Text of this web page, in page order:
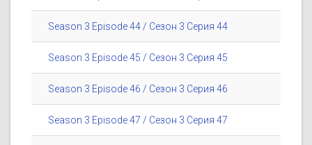
Season 3 Episode 44 / Сезон 3 Серия 44
Season 3 Episode 45 / Сезон 3 Серия 45
Season 3 Episode 46 / Сезон 3 Серия 46
Season 3 Episode 47 / Сезон 3 Серия 47